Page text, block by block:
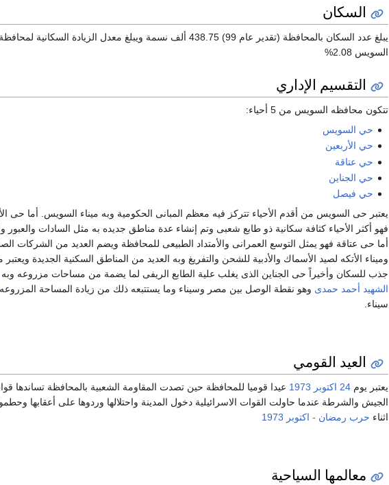
السكان
يبلغ عدد السكان بالمحافظة (تقدير عام 99) 438.75 ألف نسمة ويبلغ معدل الزيادة السكانية لمحافظة
السويس 2.08%
التقسيم الإداري
تتكون محافظه السويس من 5 أحياء:
حي السويس
حي الأربعين
حي عتاقة
حي الجناين
حي فيصل
يعتبر حى السويس من أقدم الأحياء تتركز فيه معظم المبانى الحكومية وبه ميناء السويس. أما حى
فهو أكثر الأحياء كثافة سكانية ذو طابع شعبى وتم إنشاء عدة مناطق جديده به مثل السادات والعبور
أما حى عتاقة فهو يمثل التوسع العمرانى والأمتداد الطبيعى للمحافظة ويضم العديد من الشركات
وميناء الأتكه لصيد الأسماك والأدبية للشحن والتفريغ وبه العديد من المناطق السكنية الجديدة
جذب للسكان وأخيراً حى الجناين الذى يغلب علية الطابع الريفى لما يضمة من مساحات مزروعه وبه
الشهيد أحمد حمدى وهو نقطة الوصل بين مصر وسيناء وما يستتبعه ذلك من زيادة المساحة
سيناء.
العيد القومي
يعتبر يوم 24 اكتوبر 1973 عيدا قوميا للمحافظة حين تصدت المقاومة الشعبية بالمحافظة تساندها
الجيش والشرطة عندما حاولت القوات الاسرائيلية دخول المدينة واحتلالها وردوها على أعقابها
اثناء حرب رمضان - اكتوبر 1973
معالمها السياحية